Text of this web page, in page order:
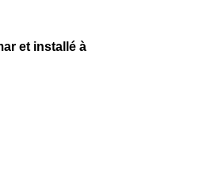
et installé à